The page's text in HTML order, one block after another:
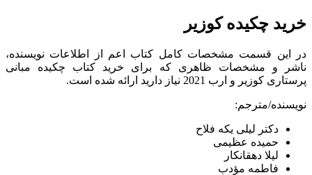
خرید چکیده کوزیر
در این قسمت مشخصات کامل کتاب اعم از اطلاعات نویسنده،
ناشر و مشخصات ظاهری که برای خرید کتاب چکیده مبانی
پرستاری کوزیر و ارب 2021 نیاز دارید ارائه شده است.
نویسنده/مترجم:
دکتر لیلی یکه فلاح
حمیده عظیمی
لیلا دهقانکار
فاطمه مؤدب